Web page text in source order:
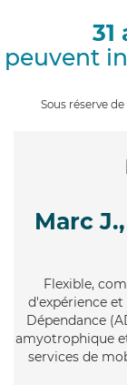
31
peuvent
Sous réserve
Marc J.,
Flexible,
d'expérience
Dépendance
amyotrophique
services de